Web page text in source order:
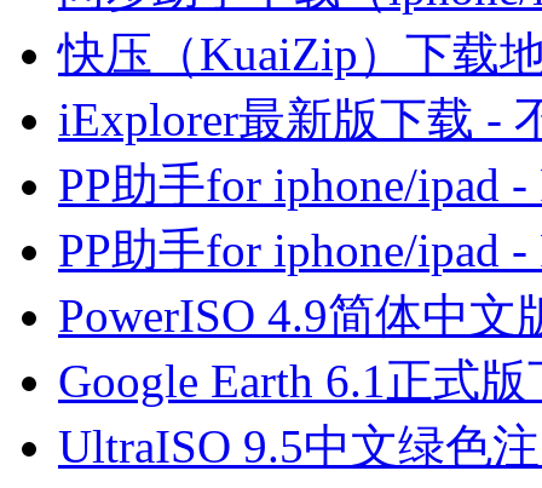
快压（KuaiZip）下载
iExplorer最新版下载 -
PP助手for iphone/ipad
PP助手for iphone/ipad
PowerISO 4.9简体中
Google Earth 6.1正式
UltraISO 9.5中文绿色